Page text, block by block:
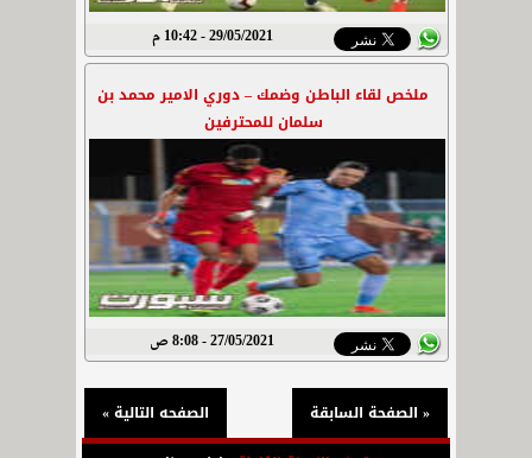
29/05/2021 - 10:42 م
ملخص لقاء الباطن وضمك – دوري الامير محمد بن
سلمان للمحترفين
27/05/2021 - 8:08 ص
الصفحه التالية » « الصفحة السابقة